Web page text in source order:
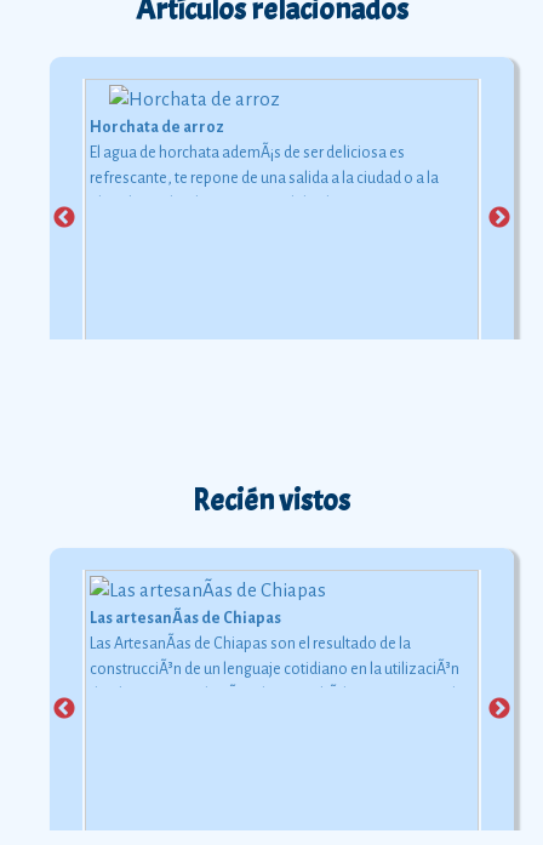
Artículos relacionados
Horchata de arroz
El agua de horchata ademÃ¡s de ser deliciosa es
refrescante, te repone de una salida a la ciudad o a la
Recién vistos
Las artesanÃ­as de Chiapas
Las ArtesanÃ­as de Chiapas son el resultado de la
construcciÃ³n de un lenguaje cotidiano en la utilizaciÃ³n